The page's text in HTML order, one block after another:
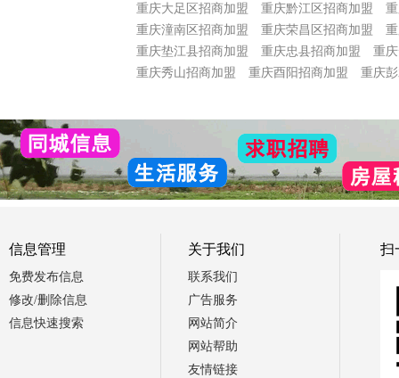
重庆大足区招商加盟
重庆黔江区招商加盟
重庆潼南区招商加盟
重庆荣昌区招商加盟
重庆垫江县招商加盟
重庆忠县招商加盟
重
重庆秀山招商加盟
重庆酉阳招商加盟 重庆
信息管理
免费发布信息
修改/删除信息
信息快速搜索
关于我们
联系我们
广告服务
网站简介
网站帮助
友情链接
扫